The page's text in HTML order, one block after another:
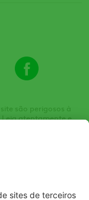
LinkedIn
são perigosos à
atentamente e
na bula e na
individual.